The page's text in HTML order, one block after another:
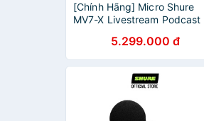
[Chính Hãng] Micro Shure
MV7-X Livestream Podcast
Studio Microphone Biểu Diễn
MV7
5.299.000 đ